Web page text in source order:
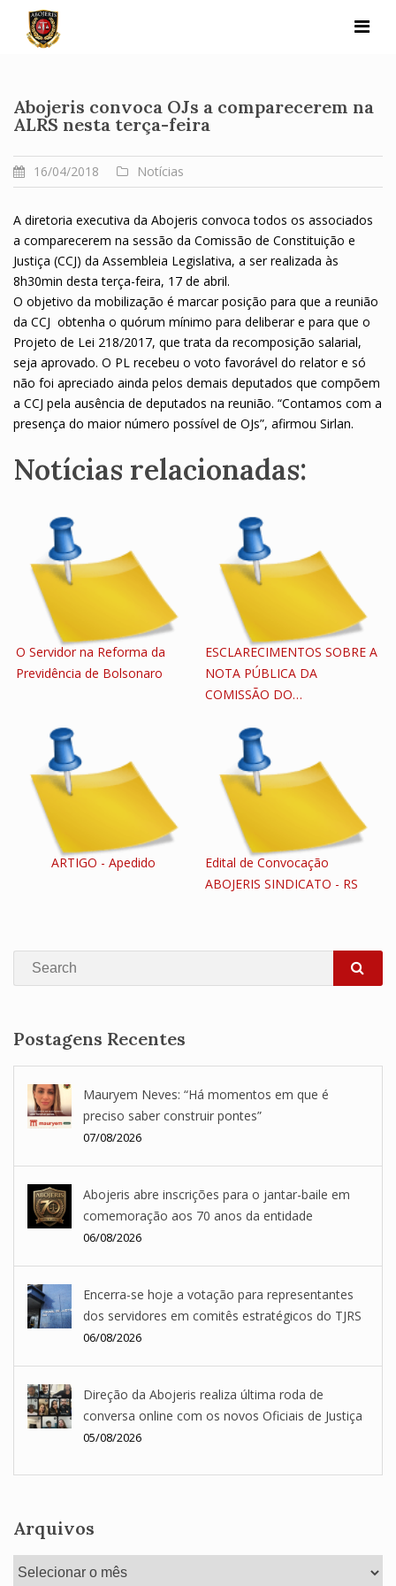
content
Abojeris convoca OJs a comparecerem na
ALRS nesta terça-feira
16/04/2018 Notícias
A diretoria executiva da Abojeris convoca todos os associados
a comparecerem na sessão da Comissão de Constituição e
Justiça (CCJ) da Assembleia Legislativa, a ser realizada às
8h30min desta terça-feira, 17 de abril.
O objetivo da mobilização é marcar posição para que a reunião
da CCJ obtenha o quórum mínimo para deliberar e para que o
Projeto de Lei 218/2017, que trata da recomposição salarial,
seja aprovado. O PL recebeu o voto favorável do relator e só
não foi apreciado ainda pelos demais deputados que compõem
a CCJ pela ausência de deputados na reunião. “Contamos com a
presença do maior número possível de OJs”, afirmou Sirlan.
Notícias relacionadas:
O Servidor na Reforma da
Previdência de Bolsonaro
ESCLARECIMENTOS SOBRE A
NOTA PÚBLICA DA
COMISSÃO DO…
ARTIGO - Apedido
Edital de Convocação
ABOJERIS SINDICATO - RS
Search
Postagens Recentes
Mauryem Neves: “Há momentos em que é
preciso saber construir pontes”
07/08/2026
Abojeris abre inscrições para o jantar-baile em
comemoração aos 70 anos da entidade
06/08/2026
Encerra-se hoje a votação para representantes
dos servidores em comitês estratégicos do TJRS
06/08/2026
Direção da Abojeris realiza última roda de
conversa online com os novos Oficiais de Justiça
05/08/2026
Arquivos
Arquivos